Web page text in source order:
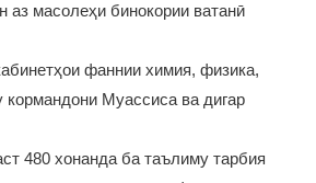
масолеҳи бинокории ватанӣ
фаннии химия, физика,
кормандони Муассиса ва дигар
480 хонанда ба таълиму тарбия